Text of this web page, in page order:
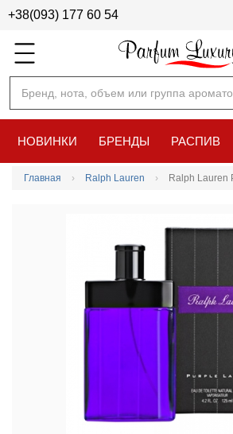
+38(093) 177 60 54
Бренд, нота, объем или группа
НОВИНКИ БРЕНДЫ РАСПИВ
Главная Ralph Lauren Ralph Lauren